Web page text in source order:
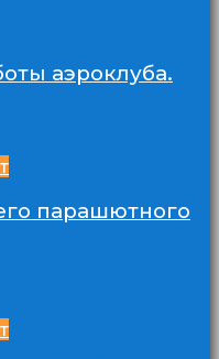
аэроклуба.
парашютного